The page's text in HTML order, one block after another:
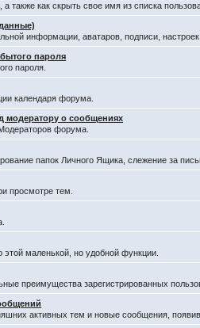
также как скрыть свое имя из списка
информации, аватаров, подписи,
пароля
пароля.
календаря форума.
модератору о сообщениях
форума.
папок Личного Ящика, слежение за
просмотре тем.
маленькой, но удобной функции.
преимущества зарегистрированных
активных тем и новые сообщения,